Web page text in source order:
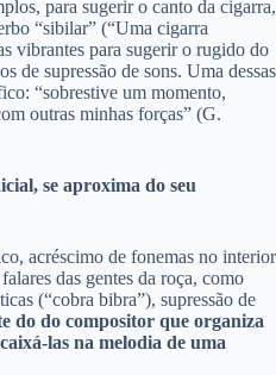
para sugerir o canto da cigarra,
“sibilar” (“Uma cigarra
vibrantes para sugerir o rugido do
de supressão de sons. Uma dessas
“sobrestive um momento,
outras minhas forças” (G.
se aproxima do seu
acréscimo de fonemas no interior
das gentes da roça, como
(“cobra bibra”), supressão de
do do compositor que organiza
las na melodia de uma